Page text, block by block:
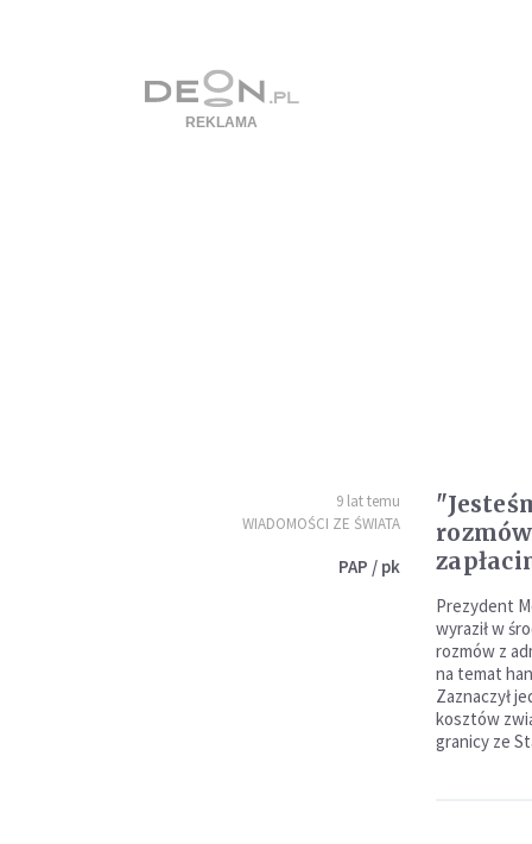
9 lat temu
WIADOMOŚCI ZE ŚWIATA
PAP / pk
Prezydent
wyraził w
rozmów z
na temat
Zaznaczył
kosztów
granicy ze